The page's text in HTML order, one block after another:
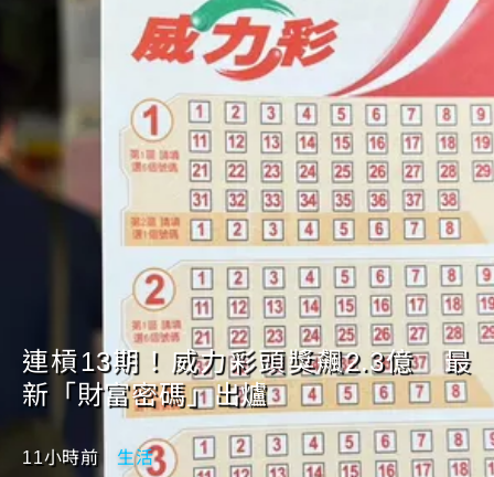
連槓13期！威力彩頭獎飆2.3億 最
新「財富密碼」出爐
11小時前 生活